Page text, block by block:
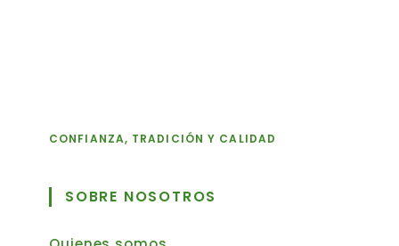
CONFIANZA, TRADICIÓN Y CALIDAD
SOBRE NOSOTROS